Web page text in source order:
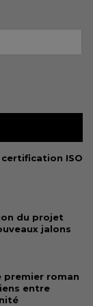
certification ISO
du projet
jalons
premier roman
entre